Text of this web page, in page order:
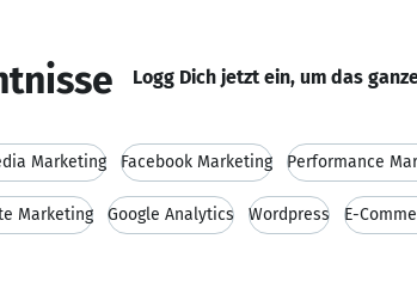
Logg Dich jetzt ein, um das
Marketing Facebook Marketing Performance
Marketing Google Analytics Wordpress E-